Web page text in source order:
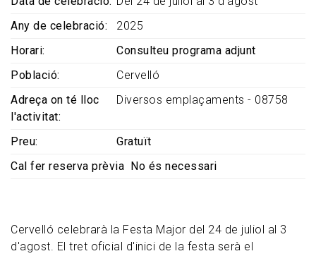
Cervelló celebrarà la Festa Major del 24 de juliol al 3
d'agost. El tret oficial d'inici de la festa serà el
Any de celebració
2025
Horari
Consulteu programa adjunt
Població
Cervelló
Adreça on té lloc
l'activitat
Diversos emplaçaments - 08758
Preu
Gratuït
Cal fer reserva prèvia
No és necessari